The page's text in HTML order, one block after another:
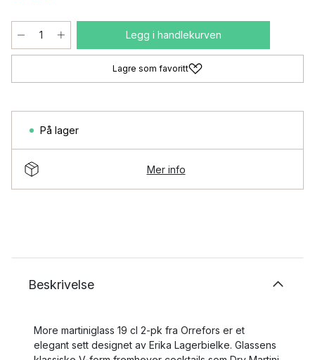
Legg i handlekurven
Lagre som favoritt
På lager
Mer info
Beskrivelse
More martiniglass 19 cl 2-pk fra Orrefors er et
elegant sett designet av Erika Lagerbielke. Glassens